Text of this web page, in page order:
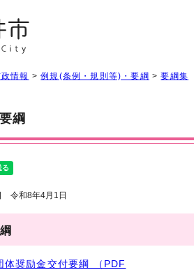
情報 >例規(条例・規則等)・要綱 >要綱集
綱
令和8年4月1日
体奨励金交付要綱 （PDF